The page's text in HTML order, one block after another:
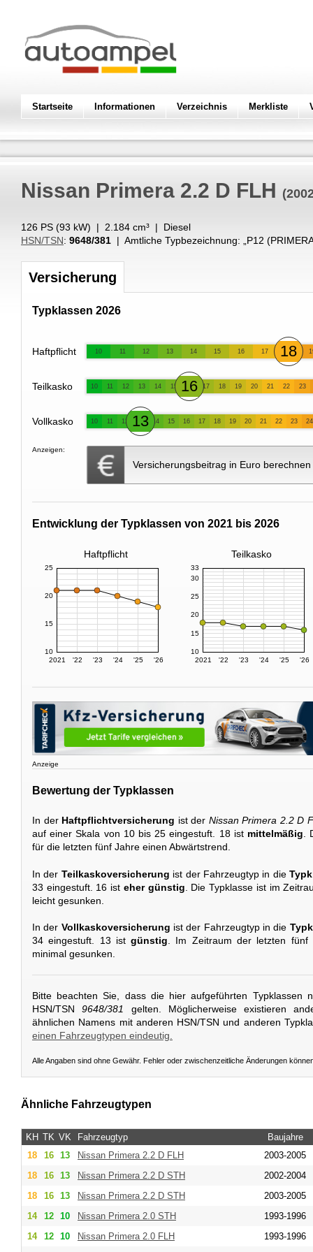
Startseite Informationen Verzeichnis Merkliste
Nissan Primera 2.2 D FLH
126 PS (93 kW) | 2.184 cm³ | Diesel
HSN/TSN: 9648/381 | Amtliche Typbezeichnung: „ P12
Versicherung
Typklassen 2026
Haftpflicht 10 11 12 13 14 15 16 17 18
Teilkasko 10 11 12 13 14 15 16 17 18 19 20 21 22 23
Vollkasko 10 11 12 13 14 15 16 17 18 19 20 21 22 23 24
Anzeigen:
Versicherungsbeitrag in Euro berechnen
Entwicklung der Typklassen von 2021 bis 2026
Haftpflicht Teilkasko
2021 '22 '23 '24 '25 '26
10
15
20
25
2021 '22 '23 '24 '25 '26
10
15
20
25
30
33
Anzeige
Bewertung der Typklassen
In der Haftpflichtversicherung ist der Nissan Primera 2.2 D
auf einer Skala von 10 bis 25 eingestuft. 18 ist mittelmäßig
für die letzten fünf Jahre einen Abwärtstrend.
In der Teilkaskoversicherung ist der Fahrzeugtyp in die
33 eingestuft. 16 ist eher günstig . Die Typklasse ist im
leicht gesunken.
In der Vollkaskoversicherung ist der Fahrzeugtyp in die
34 eingestuft. 13 istgünstig. Im Zeitraum der letzten fünf
minimal gesunken.
Bitte beachten Sie, dass die hier aufgeführten Typklassen
HSN/TSN9648/381
gelten. Möglicherweise existieren
ähnlichen Namens mit anderen HSN/TSN und anderen
einen Fahrzeugtypen eindeutig.
Alle Angaben sind ohne Gewähr. Fehler oder zwischenzeitliche Änderungen
Ähnliche Fahrzeugtypen
KH TK VK Fahrzeugtyp
Baujahre
18
16 13 Nissan Primera 2.2 D FLH
2003-2005
18
16 13 Nissan Primera 2.2 D STH
2002-2004
18
16 13 Nissan Primera 2.2 D STH
2003-2005
14
12 10 Nissan Primera 2.0 STH
1993-1996
14
12 10 Nissan Primera 2.0 FLH
1993-1996